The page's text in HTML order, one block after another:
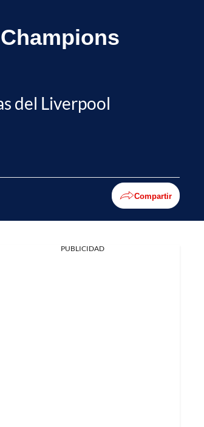
del Liverpool
Compartir
PUBLICIDAD